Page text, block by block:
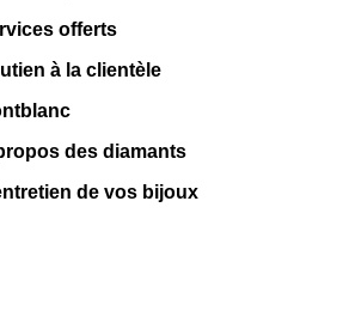
offerts
à la clientèle
des diamants
de vos bijoux